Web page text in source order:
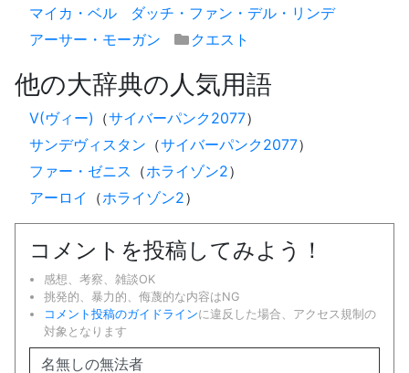
マイカ・ベル
ダッチ・ファン・デル・リンデ
アーサー・モーガン
クエスト
他の大辞典の人気用語
V(ヴィー) （サイバーパンク2077）
サンデヴィスタン （サイバーパンク2077）
ファー・ゼニス （ホライゾン2）
アーロイ
（ホライゾン2）
コメントを投稿してみよう！
感想、考察、雑談OK
挑発的、暴力的、侮蔑的な内容はNG
コメント投稿のガイドラインに違反した場合、アクセス規制の
対象となります